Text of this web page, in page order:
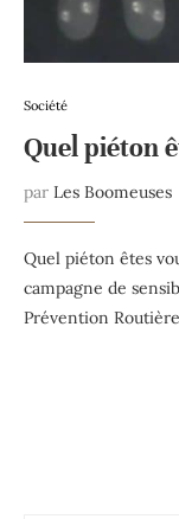
Société
Quel piéton
par Les Boomeuses
Quel piéton êtes
campagne de
Prévention